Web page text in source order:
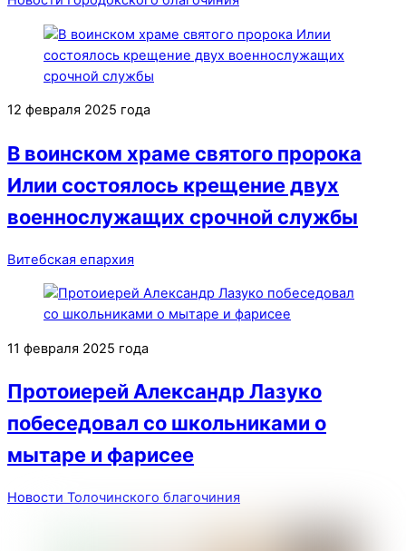
12 февраля 2025 года
В воинском храме святого пророка
Илии состоялось крещение двух
военнослужащих срочной службы
Витебская епархия
11 февраля 2025 года
Протоиерей Александр Лазуко
побеседовал со школьниками о
мытаре и фарисее
Новости Толочинского благочиния